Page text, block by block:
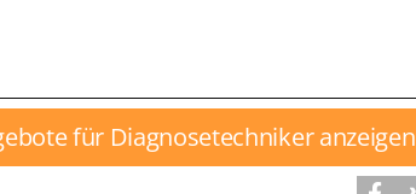
für Diagnosetechniker anzeigen